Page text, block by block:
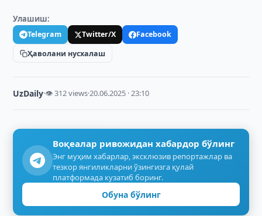
Улашиш:
Telegram Twitter/X
Facebook
Ҳаволани нусхалаш
UzDaily·👁 312 views·20.06.2025 · 23:10
Воқеалар ривожидан хабардор бўлинг
Энг муҳим хабарлар, эксклюзив репортажлар ва
тезкор янгиликларни ўзингизга қулай
платформада кузатиб боринг.
Обуна бўлинг